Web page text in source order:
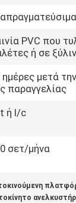
PVC που
ή σε
ημέρες μετά
παραγγελίας
ή l/c
σετ/μήνα